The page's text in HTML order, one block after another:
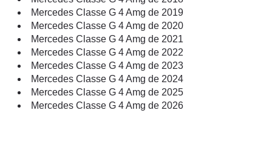
Mercedes Classe G 4 Amg de 2019
Mercedes Classe G 4 Amg de 2020
Mercedes Classe G 4 Amg de 2021
Mercedes Classe G 4 Amg de 2022
Mercedes Classe G 4 Amg de 2023
Mercedes Classe G 4 Amg de 2024
Mercedes Classe G 4 Amg de 2025
Mercedes Classe G 4 Amg de 2026